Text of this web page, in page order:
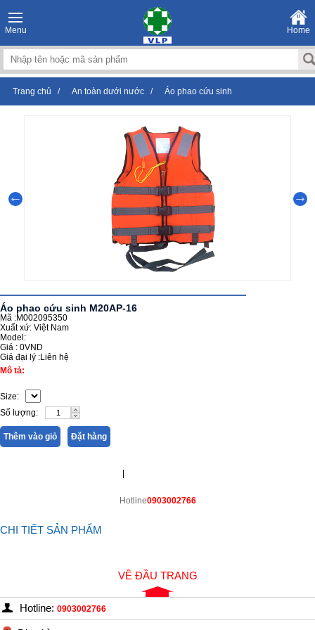
Menu Home
Trang chủ / An toàn dưới nước / Áo phao cứu sinh
Áo phao cứu sinh M20AP-16
Mã :M002095350
Xuất xứ: Việt Nam
Model:
Giá : 0VND
Giá đại lý :Liên hệ
Mô tả:
Size:
Số lượng:
Thêm vào giỏ Đặt hàng
|
Hotline0903002766
CHI TIẾT SẢN PHẨM
VỀ ĐẦU TRANG
Hotline: 0903002766